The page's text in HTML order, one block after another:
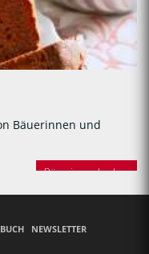
Bäuerinnen und
Bäuerinnen backen
NEWSLETTER